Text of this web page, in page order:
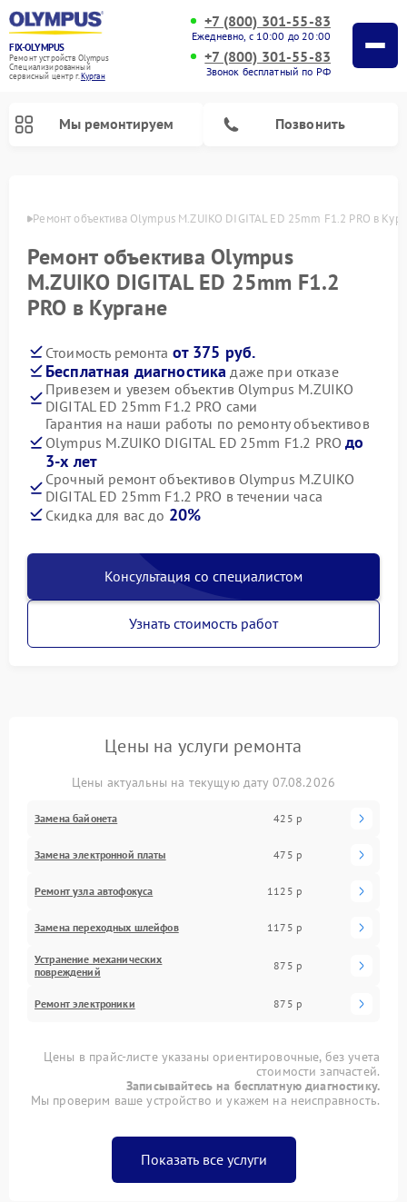
FIX-OLYMPUS
Ремонт устройств Olympus
Специализированный
cервисный центр г.Курган
+7 (800) 301-55-83
Ежедневно, с 10:00 до 20:00
+7 (800) 301-55-83
Звонок бесплатный по РФ
Мы ремонтируем Позвонить
Ремонт объектива Olympus M.ZUIKO DIGITAL ED 25mm F1.2 PRO в
Ремонт объектива Olympus
M.ZUIKO DIGITAL ED 25mm F1.2
PRO в Кургане
Стоимость ремонта от 375 руб.
Бесплатная диагностика даже при отказе
Привезем и увезем объектив Olympus M.ZUIKO
DIGITAL ED 25mm F1.2 PRO сами
Гарантия на наши работы по ремонту объективов
Olympus M.ZUIKO DIGITAL ED 25mm F1.2 PROдо
3-х лет
Срочный ремонт объективов Olympus M.ZUIKO
DIGITAL ED 25mm F1.2 PRO в течении часа
Скидка для вас до 20%
Консультация со специалистом
Узнать стоимость работ
Цены на услуги ремонта
Цены актуальны на текущую дату 07.08.2026
Замена байонета 425 р
Замена электронной платы 475 р
Ремонт узла автофокуса 1125 р
Замена переходных шлейфов 1175 р
Устранение механических
повреждений
875 р
Ремонт электроники 875 р
Цены в прайс-листе указаны ориентировочные, без учета
стоимости запчастей.
Записывайтесь на бесплатную диагностику.
Мы проверим ваше устройство и укажем на неисправность.
Показать все услуги